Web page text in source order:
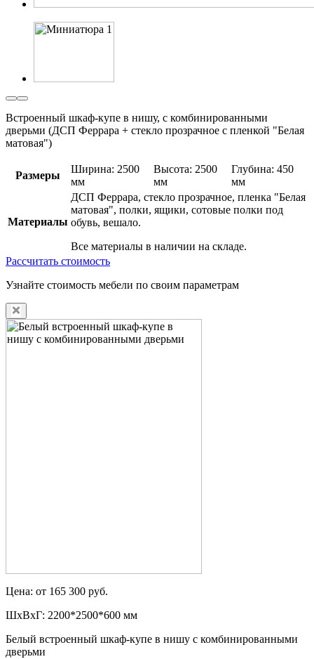
Встроенный шкаф-купе в нишу, с комбинированными
дверьми (ДСП Феррара + стекло прозрачное с пленкой "Белая
матовая")
Размеры
Ширина: 2500
мм
Высота: 2500
мм
Глубина: 450
мм
Материалы
ДСП Феррара, стекло прозрачное, пленка "Белая
матовая", полки, ящики, сотовые полки под
обувь, вешало.
Все материалы в наличии на складе.
Рассчитать стоимость
Узнайте стоимость мебели по своим параметрам
Цена: от 165 300 руб.
ШxВxГ: 2200*2500*600 мм
Белый встроенный шкаф-купе в нишу с комбинированными
дверьми